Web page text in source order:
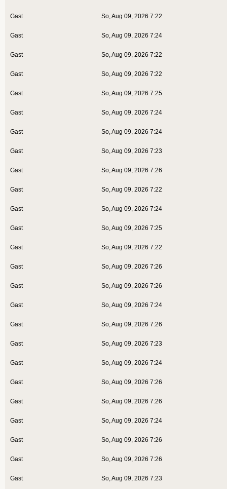
Gast So, Aug 09, 2026 7:22
Gast So, Aug 09, 2026 7:24
Gast So, Aug 09, 2026 7:22
Gast So, Aug 09, 2026 7:22
Gast So, Aug 09, 2026 7:25
Gast So, Aug 09, 2026 7:24
Gast So, Aug 09, 2026 7:24
Gast So, Aug 09, 2026 7:23
Gast So, Aug 09, 2026 7:26
Gast So, Aug 09, 2026 7:22
Gast So, Aug 09, 2026 7:24
Gast So, Aug 09, 2026 7:25
Gast So, Aug 09, 2026 7:22
Gast So, Aug 09, 2026 7:26
Gast So, Aug 09, 2026 7:26
Gast So, Aug 09, 2026 7:24
Gast So, Aug 09, 2026 7:26
Gast So, Aug 09, 2026 7:23
Gast So, Aug 09, 2026 7:24
Gast So, Aug 09, 2026 7:26
Gast So, Aug 09, 2026 7:26
Gast So, Aug 09, 2026 7:24
Gast So, Aug 09, 2026 7:26
Gast So, Aug 09, 2026 7:26
Gast So, Aug 09, 2026 7:23